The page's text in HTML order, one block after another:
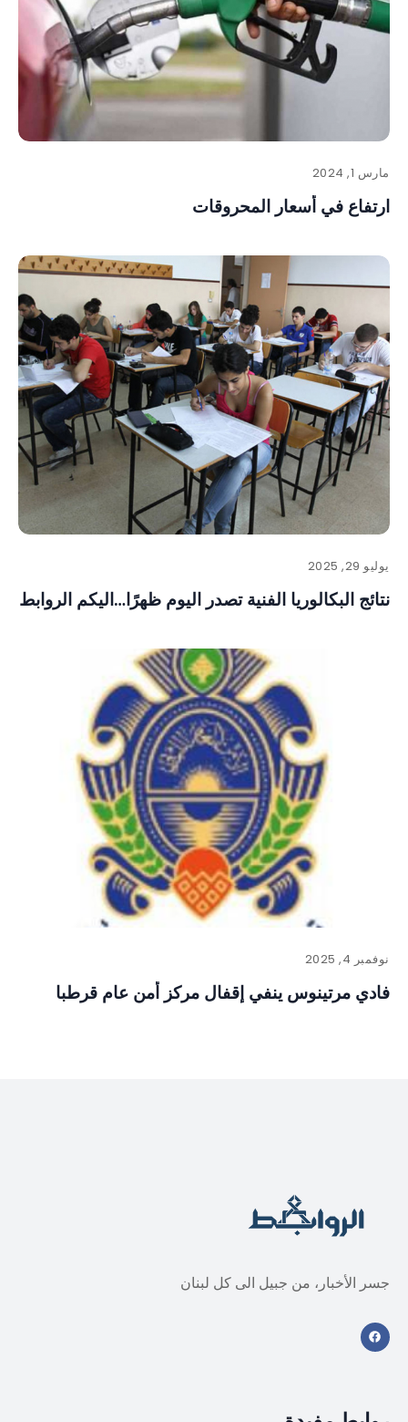
مارس 1, 2024
ارتفاع في أسعار المحروقات
يوليو 29, 2025
نتائج البكالوريا الفنية تصدر اليوم ظهرًا…اليكم الروابط
نوفمبر 4, 2025
فادي مرتينوس ينفي إقفال مركز أمن عام قرطبا
جسر الأخبار، من جبيل الى كل لبنان